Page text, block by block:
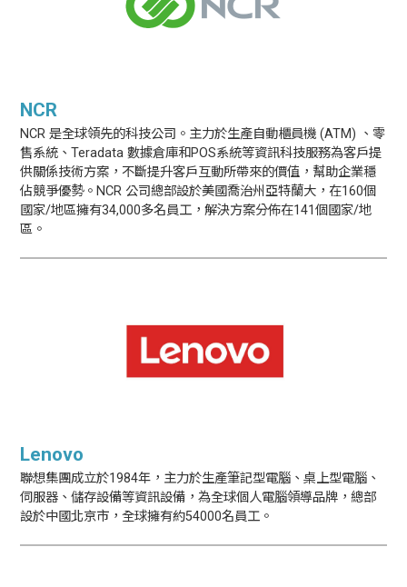
NCR
NCR 是全球領先的科技公司。主力於生產自動櫃員機 (ATM) 、零
售系統、Teradata 數據倉庫和POS系統等資訊科技服務為客戶提
供關係技術方案，不斷提升客戶互動所帶來的價值，幫助企業穩
佔競爭優勢。NCR 公司總部設於美國喬治州亞特蘭大，在160個
國家/地區擁有34,000多名員工，解決方案分佈在141個國家/地
區。
Lenovo
聯想集團成立於1984年，主力於生產筆記型電腦、桌上型電腦、
伺服器、儲存設備等資訊設備，為全球個人電腦領導品牌，總部
設於中國北京市，全球擁有約54000名員工。